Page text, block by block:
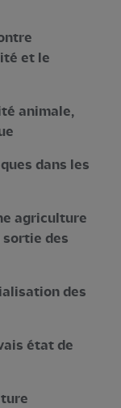
et le
animale,
dans les
agriculture
des
des
état de